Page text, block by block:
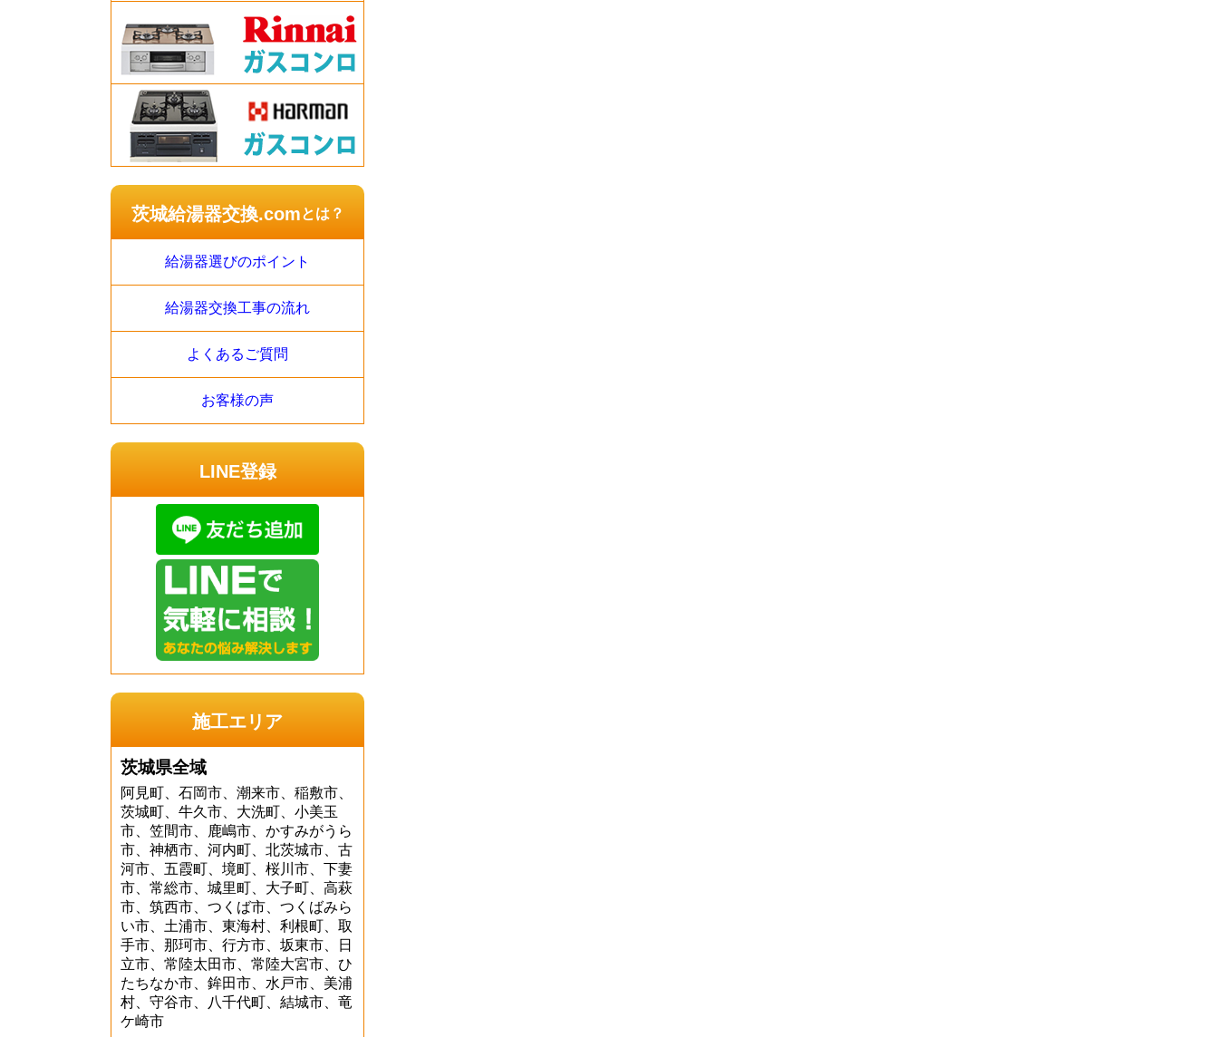
茨城給湯器交換.comとは？
給湯器選びのポイント
給湯器交換工事の流れ
よくあるご質問
お客様の声
LINE登録
施工エリア
茨城県全域
阿見町、石岡市、潮来市、稲敷市、
茨城町、牛久市、大洗町、小美玉
市、笠間市、鹿嶋市、かすみがうら
市、神栖市、河内町、北茨城市、古
河市、五霞町、境町、桜川市、下妻
市、常総市、城里町、大子町、高萩
市、筑西市、つくば市、つくばみら
い市、土浦市、東海村、利根町、取
手市、那珂市、行方市、坂東市、日
立市、常陸太田市、常陸大宮市、ひ
たちなか市、鉾田市、水戸市、美浦
村、守谷市、八千代町、結城市、竜
ケ崎市